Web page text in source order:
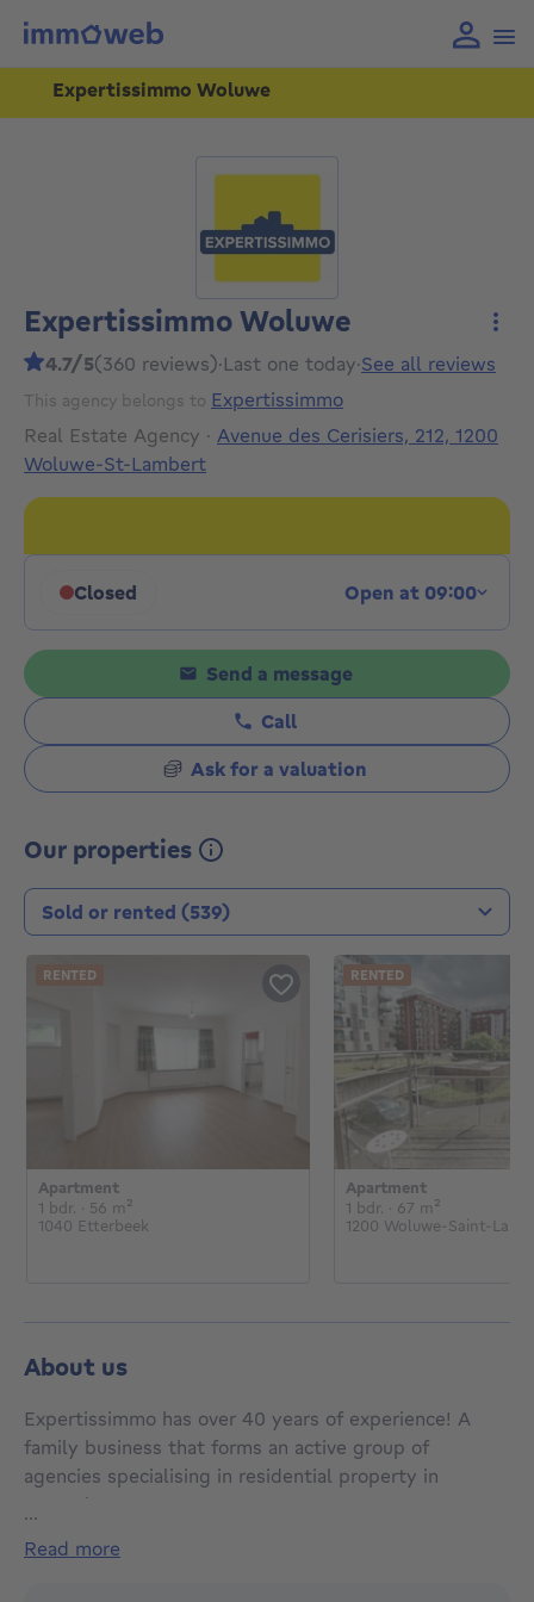
Expertissimmo Woluwe
Expertissimmo Woluwe
4.7/5(360 reviews)·Last one today·See all reviews
This agency belongs to Expertissimmo
Real Estate Agency · Avenue des Cerisiers, 212, 1200
Woluwe-St-Lambert
Closed Open at 09:00
Click to display opening hours
Send a message
Call
Ask for a valuation
Our properties
Transaction type
Apartment
1 bdr. 1 bedroom
· 56 m²
1040 Etterbeek
RENTED
Apartment
1 bdr. 1 bedroom
· 67 m²
1200 Woluwe-Saint-
RENTED
About us
Expertissimmo has over 40 years of experience! A
family business that forms an active group of
agencies specialising in residential property in
Brussels.
Sales, rentals and property management hold no
...
read more